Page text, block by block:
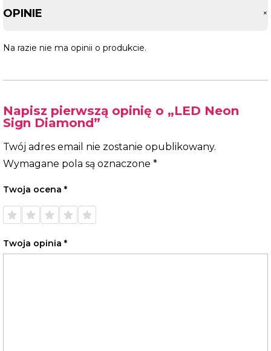
OPINIE +
Na razie nie ma opinii o produkcie.
Napisz pierwszą opinię o „LED Neon
Sign Diamond”
Twój adres email nie zostanie opublikowany.
Wymagane pola są oznaczone *
Twoja ocena *
1 z 5
gwiazdek
2 z 5
gwiazdek
3 z 5
gwiazdek
4 z 5
gwiazdek
5 z 5
gwiazdek
Twoja opinia *